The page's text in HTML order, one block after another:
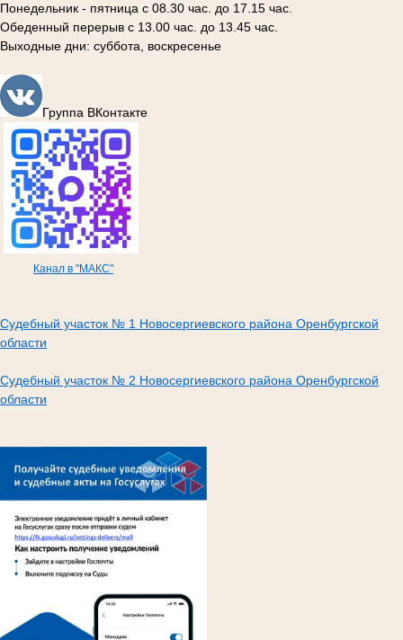
Понедельник - пятница с 08.30 час. до 17.15 час.
Обеденный перерыв с 13.00 час. до 13.45 час.
Выходные дни: суббота, воскресенье
Группа ВКонтакте
Канал в "МАКС"
Судебный участок № 1 Новосергиевского района Оренбургской
области
Судебный участок № 2 Новосергиевского района Оренбургской
области